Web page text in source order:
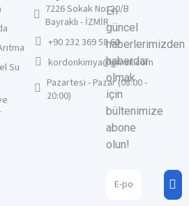
Su
7226 Sokak No: 20/B
Bayraklı - İZMİR
+90 232 369 58 60
kordonkimya@gmail.com
Pazartesi - Pazar (08:00 -
20:00)
En
güncel
haberlerimizden
haberdar
olmak
için
bültenimize
abone
olun!